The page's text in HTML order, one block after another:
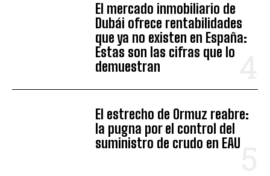
El mercado inmobiliario de
Dubái ofrece rentabilidades
que ya no existen en España:
Estas son las cifras que lo
demuestran
El estrecho de Ormuz reabre:
la pugna por el control del
suministro de crudo en EAU